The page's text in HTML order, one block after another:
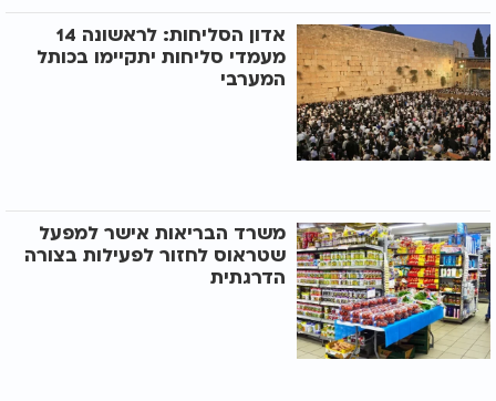
אדון הסליחות: לראשונה 14
מעמדי סליחות יתקיימו בכותל
המערבי
משרד הבריאות אישר למפעל
שטראוס לחזור לפעילות בצורה
הדרגתית